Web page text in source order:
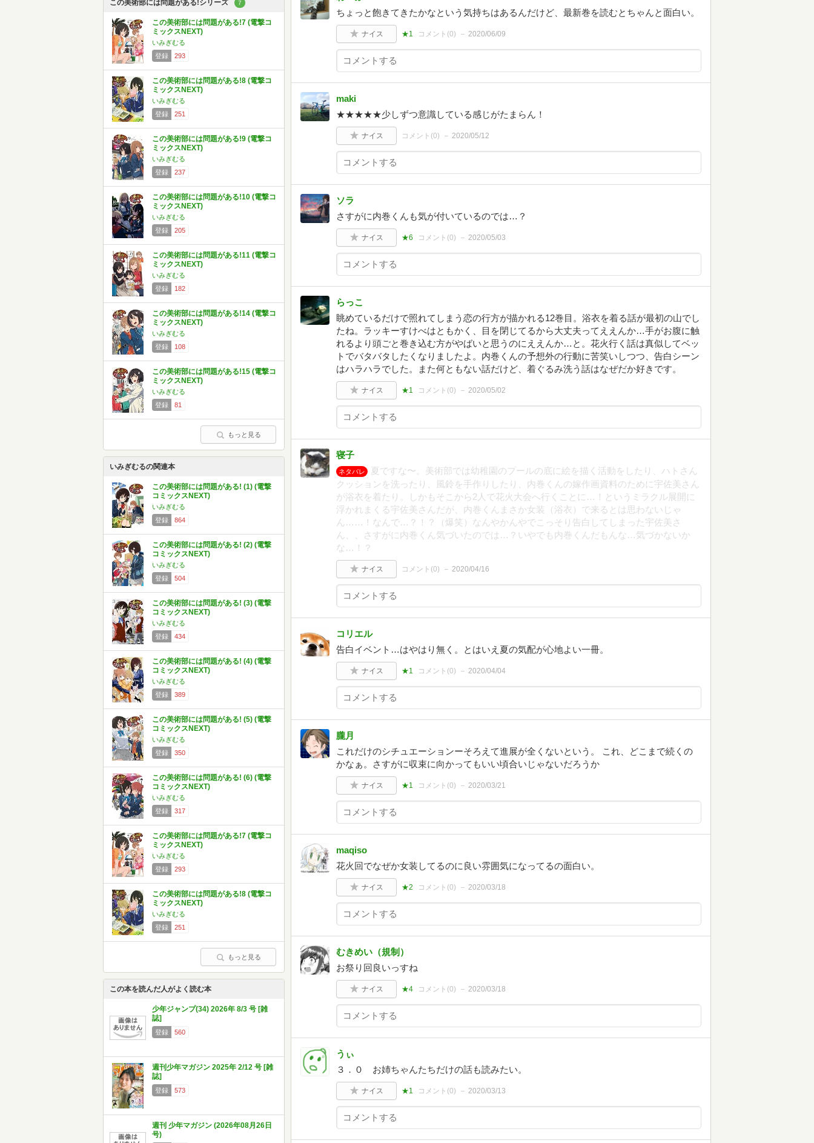
この美術部には問題がある!シリーズ 7
この美術部には問題がある!7 (電撃コ
ミックスNEXT)
いみぎむる
登録
293
この美術部には問題がある!8 (電撃コ
ミックスNEXT)
いみぎむる
登録
251
この美術部には問題がある!9 (電撃コ
ミックスNEXT)
いみぎむる
登録
237
この美術部には問題がある!10 (電撃コ
ミックスNEXT)
いみぎむる
登録
205
この美術部には問題がある!11 (電撃コ
ミックスNEXT)
いみぎむる
登録
182
この美術部には問題がある!14 (電撃コ
ミックスNEXT)
いみぎむる
登録
108
この美術部には問題がある!15 (電撃コ
ミックスNEXT)
いみぎむる
登録
81
もっと見る
いみぎむるの関連本
この美術部には問題がある! (1) (電撃
コミックスNEXT)
いみぎむる
登録
864
この美術部には問題がある! (2) (電撃
コミックスNEXT)
いみぎむる
登録
504
この美術部には問題がある! (3) (電撃
コミックスNEXT)
いみぎむる
登録
434
この美術部には問題がある! (4) (電撃
コミックスNEXT)
いみぎむる
登録
389
この美術部には問題がある! (5) (電撃
コミックスNEXT)
いみぎむる
登録
350
この美術部には問題がある! (6) (電撃
コミックスNEXT)
いみぎむる
登録
317
この美術部には問題がある!7 (電撃コ
ミックスNEXT)
いみぎむる
登録
293
この美術部には問題がある!8 (電撃コ
ミックスNEXT)
いみぎむる
登録
251
もっと見る
この本を読んだ人がよく読む本
少年ジャンプ(34) 2026年 8/3 号 [雑
誌]
登録 560
週刊少年マガジン 2025年 2/12 号 [雑
誌]
登録 573
週刊 少年マガジン (2026年08月26日
号)
ちょっと飽きてきたかなという気持ちはあるんだけど、最新巻を読むとちゃんと面白い。
ナイス ★1 コメント(0) 2020/06/09
maki
★★★★★少しずつ意識している感じがたまらん！
ナイス コメント(0) 2020/05/12
ソラ
さすがに内巻くんも気が付いているのでは…？
ナイス ★6 コメント(0) 2020/05/03
らっこ
眺めているだけで照れてしまう恋の行方が描かれる12巻目。浴衣を着る話が最初の山でし
たね。ラッキーすけべはともかく、目を閉じてるから大丈夫ってええんか…手がお腹に触
れるより頭ごと巻き込む方がやばいと思うのにええんか…と。花火行く話は真似してベッ
トでバタバタしたくなりましたよ。内巻くんの予想外の行動に苦笑いしつつ、告白シーン
はハラハラでした。また何ともない話だけど、着ぐるみ洗う話はなぜだか好きです。
ナイス ★1 コメント(0) 2020/05/02
寝子
ネタバレ
夏ですな〜。美術部では幼稚園のプールの底に絵を描く活動をしたり、ハトさん
クッションを洗ったり、風鈴を手作りしたり、内巻くんの嫁作画資料のために宇佐美さん
が浴衣を着たり。しかもそこから2人で花火大会へ行くことに…！というミラクル展開に
浮かれまくる宇佐美さんだが、内巻くんまさか女装（浴衣）で来るとは思わないじゃ
ん……！なんで…？！？（爆笑）なんやかんやでこっそり告白してしまった宇佐美さ
ん、、さすがに内巻くん気づいたのでは…？いやでも内巻くんだもんな…気づかないか
な…！？
ナイス コメント(0) 2020/04/16
コリエル
告白イベント…はやはり無く。とはいえ夏の気配が心地よい一冊。
ナイス ★1 コメント(0) 2020/04/04
朧月
これだけのシチュエーションーそろえて進展が全くないという。 これ、どこまで続くの
かなぁ。さすがに収束に向かってもいい頃合いじゃないだろうか
ナイス ★1 コメント(0) 2020/03/21
maqiso
花火回でなぜか女装してるのに良い雰囲気になってるの面白い。
ナイス ★2 コメント(0) 2020/03/18
むきめい（規制）
お祭り回良いっすね
ナイス ★4 コメント(0) 2020/03/18
うぃ
３．０ お姉ちゃんたちだけの話も読みたい。
ナイス ★1 コメント(0) 2020/03/13